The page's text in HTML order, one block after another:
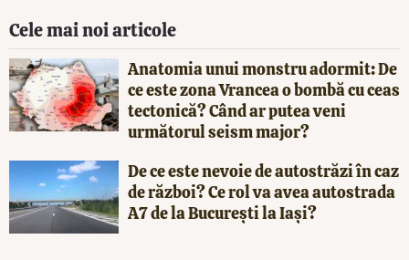
Cele mai noi articole
Anatomia unui monstru adormit: De
ce este zona Vrancea o bombă cu ceas
tectonică? Când ar putea veni
următorul seism major?
De ce este nevoie de autostrăzi în caz
de război? Ce rol va avea autostrada
A7 de la București la Iași?